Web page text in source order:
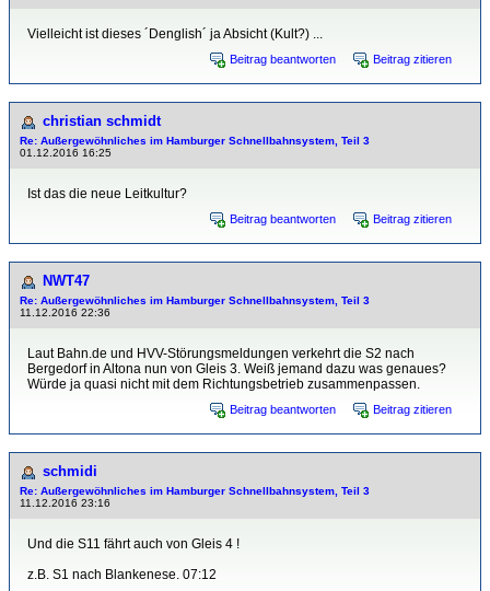
Vielleicht ist dieses ´Denglish´ ja Absicht (Kult?) ...
Beitrag beantworten Beitrag zitieren
christian schmidt
Re: Außergewöhnliches im Hamburger Schnellbahnsystem, Teil 3
01.12.2016 16:25
Ist das die neue Leitkultur?
Beitrag beantworten Beitrag zitieren
NWT47
Re: Außergewöhnliches im Hamburger Schnellbahnsystem, Teil 3
11.12.2016 22:36
Laut Bahn.de und HVV-Störungsmeldungen verkehrt die S2 nach
Bergedorf in Altona nun von Gleis 3. Weiß jemand dazu was genaues?
Würde ja quasi nicht mit dem Richtungsbetrieb zusammenpassen.
Beitrag beantworten Beitrag zitieren
schmidi
Re: Außergewöhnliches im Hamburger Schnellbahnsystem, Teil 3
11.12.2016 23:16
Und die S11 fährt auch von Gleis 4 !
z.B. S1 nach Blankenese. 07:12